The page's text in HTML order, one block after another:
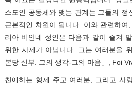
스도인 공동체와 맺는 관계는 그들의 정
근본적인 차원이 됩니다. 이와 관련하여
리아 비안네 성인은 다음과 같이 즐겨
위한 사제가 아닙니다. 그는 여러분을
본당 신부. 그의 생각-그의 마음」, Foi
친애하는 형제 주교 여러분, 그리고 사